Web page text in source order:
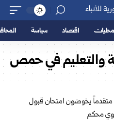
محليات اقتصاد سياسة
والتعليم في حمص